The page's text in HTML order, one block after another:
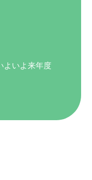
よいよ来年度